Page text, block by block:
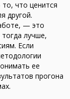
что ценится
другой.
— это
лучше,
Если
ее
прогона